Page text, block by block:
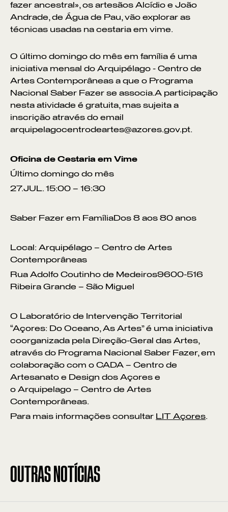
fazer ancestral», os artesãos Alcídio e João
Andrade, de Água de Pau, vão explorar as
técnicas usadas na cestaria em vime.
O último domingo do mês em família é uma
iniciativa mensal do Arquipélago - Centro de
Artes Contemporâneas a que o Programa
Nacional Saber Fazer se associa.A participação
nesta atividade é gratuita, mas sujeita a
inscrição através do email
arquipelagocentrodeartes@azores.gov.pt.
Oficina de Cestaria em Vime
Último domingo do mês
27.JUL. 15:00 – 16:30
Saber Fazer em FamíliaDos 8 aos 80 anos
Local: Arquipélago – Centro de Artes
Contemporâneas
Rua Adolfo Coutinho de Medeiros9600-516
Ribeira Grande – São Miguel
O Laboratório de Intervenção Territorial
“Açores: Do Oceano, As Artes” é uma iniciativa
coorganizada pela Direção-Geral das Artes,
através do Programa Nacional Saber Fazer, em
colaboração com o CADA – Centro de
Artesanato e Design dos Açores e
o Arquipelago – Centro de Artes
Contemporâneas.
Para mais informações consultar LIT Açores.
OUTRAS NOTÍCIAS